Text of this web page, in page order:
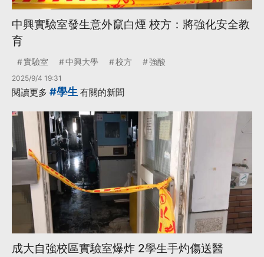
中興實驗室發生意外竄白煙 校方：將強化安全教
育
實驗室 中興大學 校方 強酸
2025/9/4 19:31
閱讀更多 #學生 有關的新聞
成大自強校區實驗室爆炸 2學生手灼傷送醫